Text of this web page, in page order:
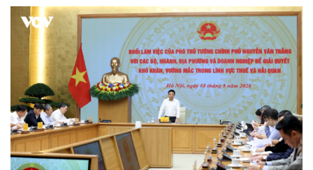
Văn học
Âm nhạc
Di sản
Thời trang
Sao Việt